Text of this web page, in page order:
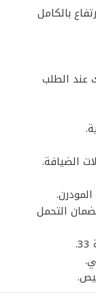
45سم – الإرتفاع بالكامل
عند الطلب
التحمل